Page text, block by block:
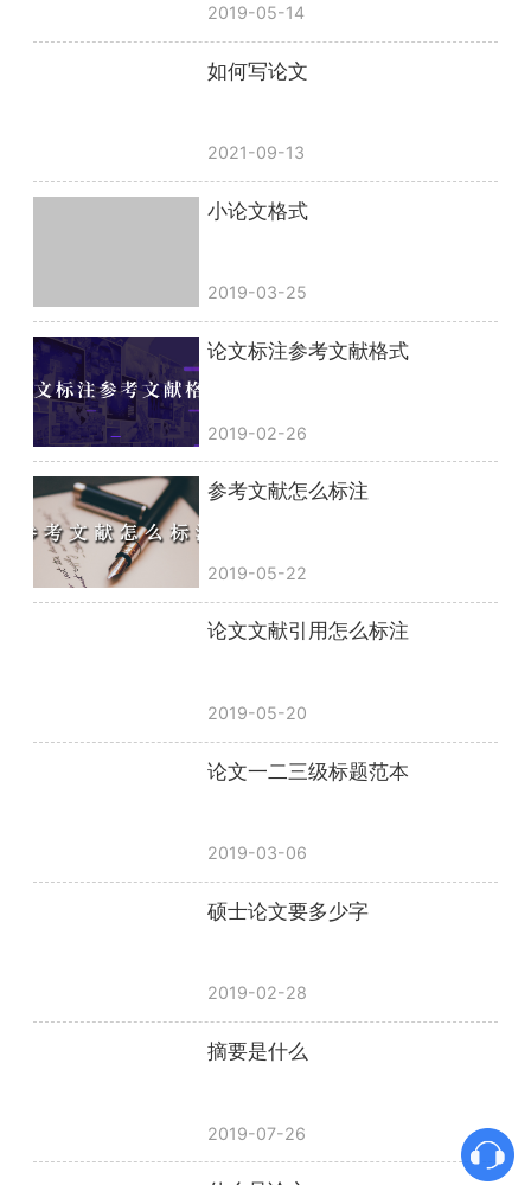
2019-05-14
如何写论文
2021-09-13
小论文格式
2019-03-25
论文标注参考文献格式
2019-02-26
参考文献怎么标注
2019-05-22
论文文献引用怎么标注
2019-05-20
论文一二三级标题范本
2019-03-06
硕士论文要多少字
2019-02-28
摘要是什么
2019-07-26